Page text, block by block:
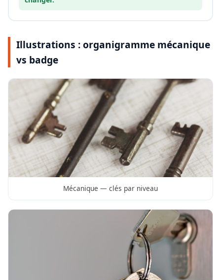
Illustrations : organigramme mécanique
vs badge
Mécanique — clés par niveau